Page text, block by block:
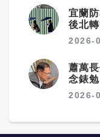
宜蘭
後北
2026-
蕭萬
念錶
2026-